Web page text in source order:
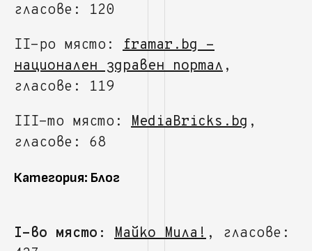
гласове: 120
II-ро място: framar.bg -
национален здравен портал,
гласове: 119
III-то място: MediaBricks.bg ,
гласове: 68
Категория: Блог
I-во място: Майко Мила!, гласове: